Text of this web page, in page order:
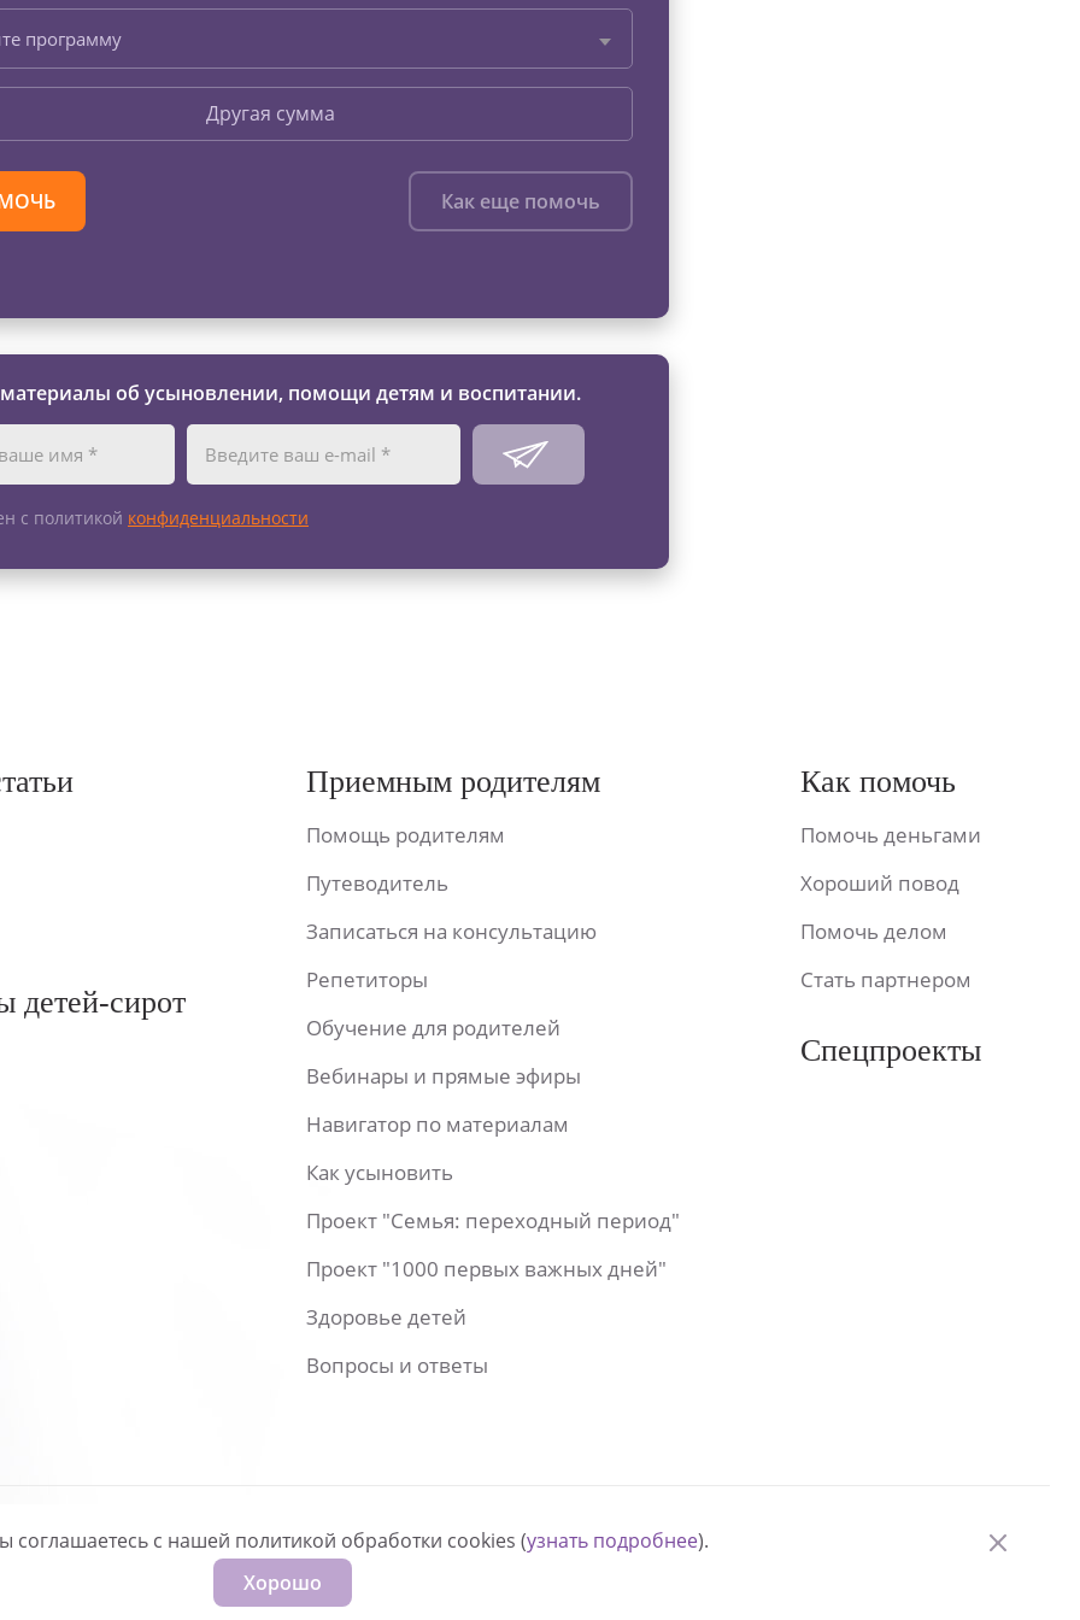
программу
Другая сумма
Как еще помочь
об усыновлении, помощи детям и воспитании.
с политикой конфиденциальности
детей-сирот
Приемным родителям
Помощь родителям
Путеводитель
Записаться на консультацию
Репетиторы
Обучение для родителей
Вебинары и прямые эфиры
Навигатор по материалам
Как усыновить
Проект "Семья: переходный период"
Проект "1000 первых важных дней"
Здоровье детей
Вопросы и ответы
Как помочь
Помочь деньгами
Хороший повод
Помочь делом
Стать партнером
Спецпроекты
соглашаетесь с нашей политикой обработки cookies (узнать подробнее).
Хорошо